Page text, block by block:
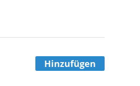
Hinzufügen